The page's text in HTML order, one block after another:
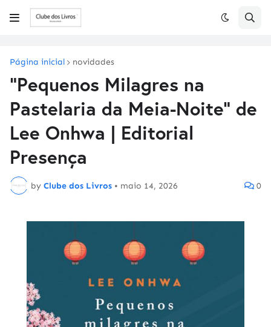
Página inicial novidades
"Pequenos Milagres na
Pastelaria da Meia-Noite" de
Lee Onhwa | Editorial
Presença
by Clube dos Livros • maio 14, 2026 0